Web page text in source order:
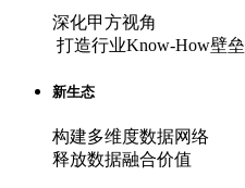
深化甲方视角
打造行业Know-How壁垒
新生态
构建多维度数据网络
释放数据融合价值